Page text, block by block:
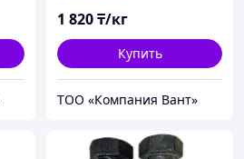
1 820₸/кг
Купить
ТОО «Компания Вант»